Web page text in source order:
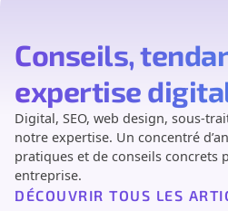
Conseils,
expertise
Digital, SEO, web design, sous-
notre expertise. Un concentré
pratiques et de conseils concrets
entreprise.
DÉCOUVRIR TOUS LES